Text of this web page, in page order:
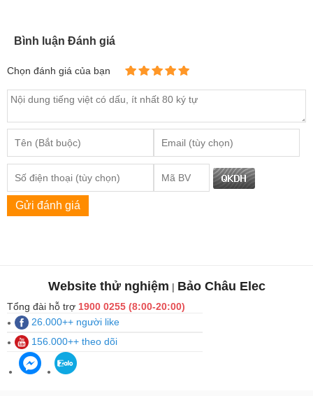
Bình luận Đánh giá
Chọn đánh giá của bạn
Gửi đánh giá
Website thử nghiệm | Bảo Châu Elec
Tổng đài hỗ trợ 1900 0255 (8:00-20:00)
26.000++ người like
156.000++ theo dõi